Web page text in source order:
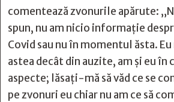
comentează zvonurile apărute:
spun, nu am nicio informație
Covid sau nu în momentul ăsta.
astea decât din auzite, am și eu în
aspecte; lăsați-mă să văd ce se
pe zvonuri eu chiar nu am ce să